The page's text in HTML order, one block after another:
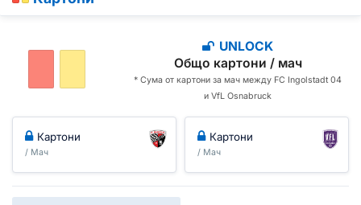
UNLOCK
Общо картони / мач
* Сума от картони за мач между FC Ingolstadt 04
и VfL Osnabruck
Картони
/ Мач
Картони
/ Мач